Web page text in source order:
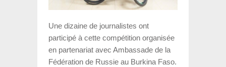
Une dizaine de journalistes ont
participé à cette compétition organisée
en partenariat avec Ambassade de la
Fédération de Russie au Burkina Faso.